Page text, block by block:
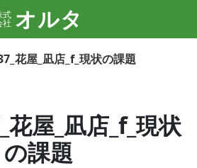
式
社 オルタ
花屋_凪店_f_現状の課題
屋_凪店_f_現状
の課題